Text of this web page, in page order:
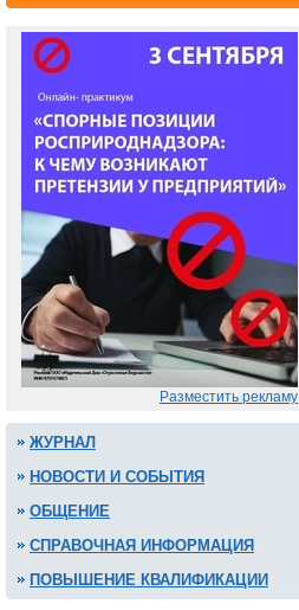
Разместить рекламу
ЖУРНАЛ
НОВОСТИ И СОБЫТИЯ
ОБЩЕНИЕ
СПРАВОЧНАЯ ИНФОРМАЦИЯ
ПОВЫШЕНИЕ КВАЛИФИКАЦИИ